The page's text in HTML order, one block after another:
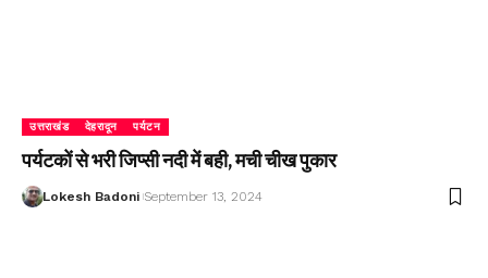
उत्तराखंड देहरादून पर्यटन
पर्यटकों से भरी जिप्सी नदी में बही, मची चीख पुकार
Lokesh Badoni September 13, 2024